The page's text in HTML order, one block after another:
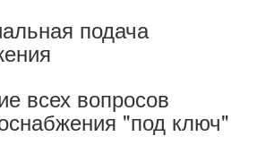
подача
всех вопросов
"под ключ"